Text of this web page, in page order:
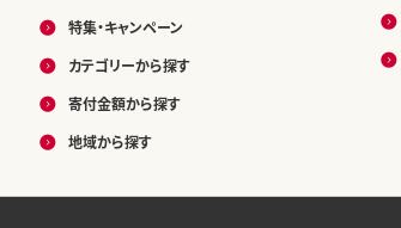
特集・キャンペーン
カテゴリーから探す
寄付金額から探す
地域から探す